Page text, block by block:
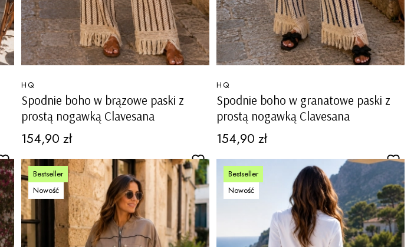
Spodnie boho w brązowe paski z
prostą nogawką Clavesana
PRODUCENT
HQ
Cena
154,90 zł
Spodnie boho w granatowe paski z
prostą nogawką Clavesana
PRODUCENT
HQ
Cena
154,90 zł
Bestseller
Nowość
Bestseller
Nowość